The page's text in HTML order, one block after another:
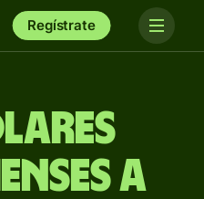
Regístrate
a